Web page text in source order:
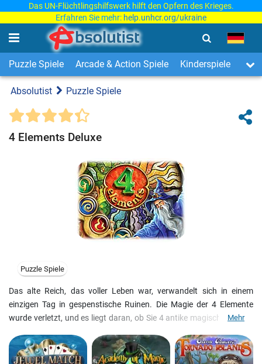
Das UN-Flüchtlingshilfswerk hilft den Opfern des Krieges.
Erfahren Sie mehr: help.unhcr.org/ukraine
Puzzle Spiele Arcade & Action Spiele Kinderspiele 3-
Absolutist Puzzle Spiele
4 Elements Deluxe
Puzzle Spiele
Das alte Reich, das voller Leben war, verwandelt sich in einem
einzigen Tag in gespenstische Ruinen. Die Magie der 4 Elemente
wurde verletzt, und es liegt daran, ob Sie 4 antike magische Bücher
des Reiches retten werden. Bilden Sie Dreiergruppen, um die vier
Zauberbücher, die den Elementen Erde, Luft, Feuer und Wasser
Mehr